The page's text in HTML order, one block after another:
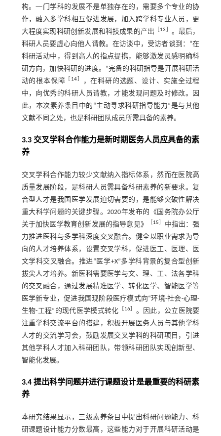
构。一门学科的发展不是单独存在的，需要多个专业的协
作，融入多学科相互促进发展，加入跨学科专业人员，更
大程度实现科研创新发展和科技成果的产出
13
。最后，
科研人员要虚心向他人请教。在访谈中，受访者谈到：“在
科研活动中，得到高人的指点提携，能够激发灵感明确科
研方向，加快科研的进度。”完备的科研指导是开展科研活
动的根本保障
14
，在科研的选题、设计、实施全过程
中，向优秀的科研人员请教，才能发现问题及时修改。因
此，本次素养条目中的“主动寻求科研指导能力”是与其他
文献不同之处，也是科研团队成员所需具备的素养。
3.3 交叉学科合作能力是新时期医务人员应具备的素
养
交叉学科合作能力较少文献纳入指标体系，然而在医院高
质量发展阶段，是科研人员需具备科研素养的新要求。复
合型人才是我国医学发展迫切需要的，是能够突破性解决
重大科学问题的关键步骤。2020年发布的《国务院办公厅
关于加快医学教育创新发展的指导意见》
15
中指出：强
力推进医科与多学科深度交叉融合。健全以职业需求为导
向的人才培养体系，设置交叉学科，促进医工、医理、医
文学科交叉融合。推进“医学+X”多学科背景的复合型创新
拔尖人才培养。新医科需要医学与文、理、工、法各学科
的交叉融合，通过发展精准医学、转化医学、智能医学等
医学新专业，促进我国现阶段医疗模式向“环境-社会-心理-
生物-工程”的现代医学模式转化
16
。因此，公立医院要
注重学科交流平台的搭建，积极开展医务人员与其他学科
人才的交流学习会，鼓励发展交叉学科的科研项目，引进
其他学科人才加入科研团队，带领科研团队实现创新型、
智能化发展。
3.4 提出科学问题并进行课题设计是最重要的科研素
养
本研究结果显示，三级素养条目中提出科研问题能力、科
研课题设计能力分数最高，这些能力对于开展科研活动是